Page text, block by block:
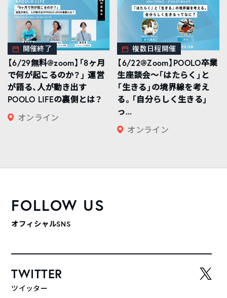
開催終了
【6/29無料@zoom】「8ヶ月
で何が起こるのか？」 運営
が語る、人が動き出す
POOLO LIFEの裏側とは？
オンライン
複数日程開催
【6/22@Zoom】POOLO卒業
生座談会〜「はたらく」と
「生きる」の境界線を考え
る。「自分らしく生きる」
っ...
オンライン
FOLLOW US
オフィシャルSNS
TWITTER
ツイッター